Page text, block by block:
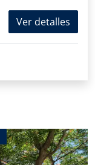
Ver detalles